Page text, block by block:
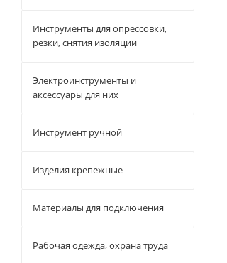
Инструменты для опрессовки,
резки, снятия изоляции
Электроинструменты и
аксессуары для них
Инструмент ручной
Изделия крепежные
Материалы для подключения
Рабочая одежда, охрана труда